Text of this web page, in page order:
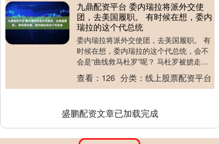
九鼎配资平台 委内瑞拉将派外交使
团，去美国履职。 有时候在想，委内
瑞拉的这个代总统
委内瑞拉将派外交使团，去美国履职。 有
时候在想，委内瑞拉的这个代总统，会不
会是“曲线救马杜罗”呢？ 马杜罗被掳走
了，委军方集体背叛马杜罗，现在唯一能
救马杜罗的，....
查看： 126 分类：线上股票配资平台
盛鹏配资文章已加载完成